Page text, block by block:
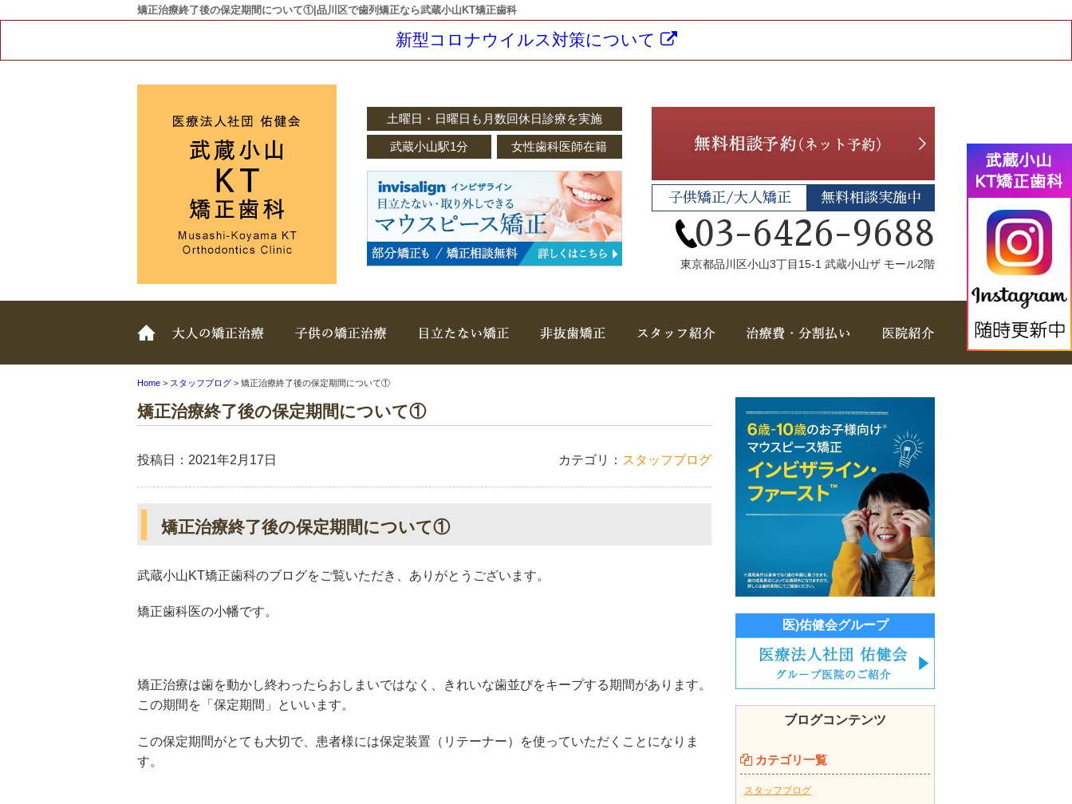
矯正治療終了後の保定期間について①|品川区で歯列矯正なら武蔵小山KT矯正歯科
新型コロナウイルス対策について
土曜日・日曜日も月数回休日診療を実施
武蔵小山駅1分 女性歯科医師在籍
子供矯正/大人矯正 無料相談実施中
03-6426-9688
東京都品川区小山3丁目15-1 武蔵小山ザ モール2階
ホーム 大人の矯正 子どもの矯正 取扱い矯正装置 非抜歯矯正 スタッフ紹介 治療費・分割払い医院紹介
Home > スタッフブログ > 矯正治療終了後の保定期間について①
矯正治療終了後の保定期間について①
投稿日：2021年2月17日 カテゴリ： スタッフブログ
矯正治療終了後の保定期間について①
武蔵小山KT矯正歯科のブログをご覧いただき、ありがとうございます。
矯正歯科医の小幡です。
矯正治療は歯を動かし終わったらおしまいではなく、きれいな歯並びをキープする期間があります。
この期間を「保定期間」といいます。
この保定期間がとても大切で、患者様には保定装置（リテーナー）を使っていただくことになりま
す。
医)佑健会グループ
ブログコンテンツ
カテゴリ一覧
スタッフブログ